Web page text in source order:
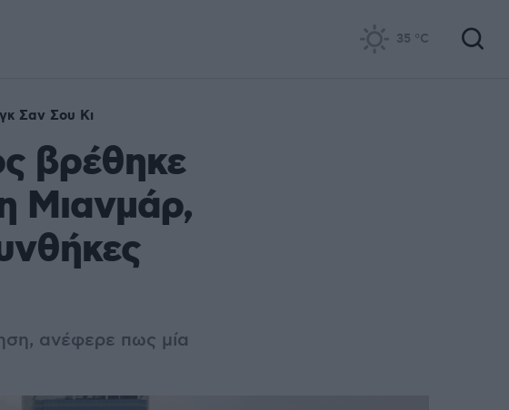
35 °C
Σαν Σου Κι
βρέθηκε
Μιανμάρ,
ανέφερε πως μία